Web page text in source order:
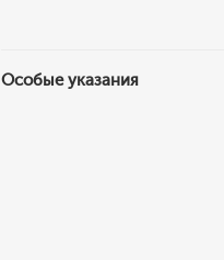
Особые указания